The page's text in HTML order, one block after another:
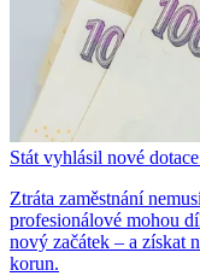
Stát vyhlásil nové
Ztráta zaměstnání
profesionálové mohou
nový začátek – a získat
korun.